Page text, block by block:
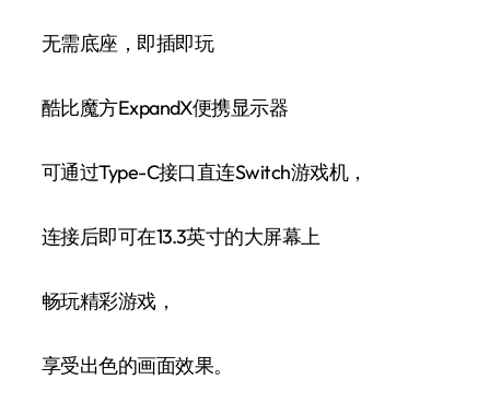
无需底座，即插即玩
酷比魔方ExpandX便携显示器
可通过Type-C接口直连Switch游戏机，
连接后即可在13.3英寸的大屏幕上
畅玩精彩游戏，
享受出色的画面效果。